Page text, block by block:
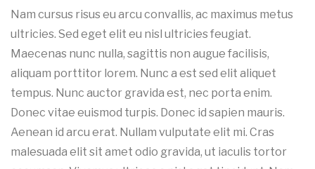
Nam cursus risus eu arcu convallis, ac maximus metus
ultricies. Sed eget elit eu nisl ultricies feugiat.
Maecenas nunc nulla, sagittis non augue facilisis,
aliquam porttitor lorem. Nunc a est sed elit aliquet
tempus. Nunc auctor gravida est, nec porta enim.
Donec vitae euismod turpis. Donec id sapien mauris.
Aenean id arcu erat. Nullam vulputate elit mi. Cras
malesuada elit sit amet odio gravida, ut iaculis tortor